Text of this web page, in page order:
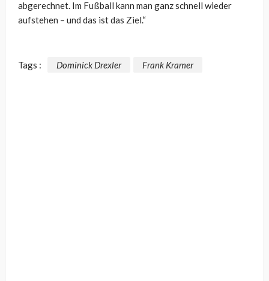
abgerechnet. Im Fußball kann man ganz schnell wieder
aufstehen – und das ist das Ziel.“
Tags : Dominick Drexler Frank Kramer